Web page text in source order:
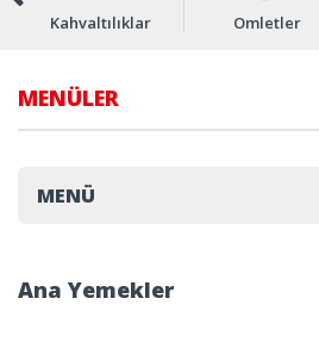
Kahvaltılıklar Omletler
MENÜLER
MENÜ
Ana Yemekler